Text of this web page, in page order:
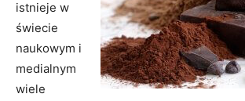
istnieje w
świecie
naukowym i
medialnym
wiele